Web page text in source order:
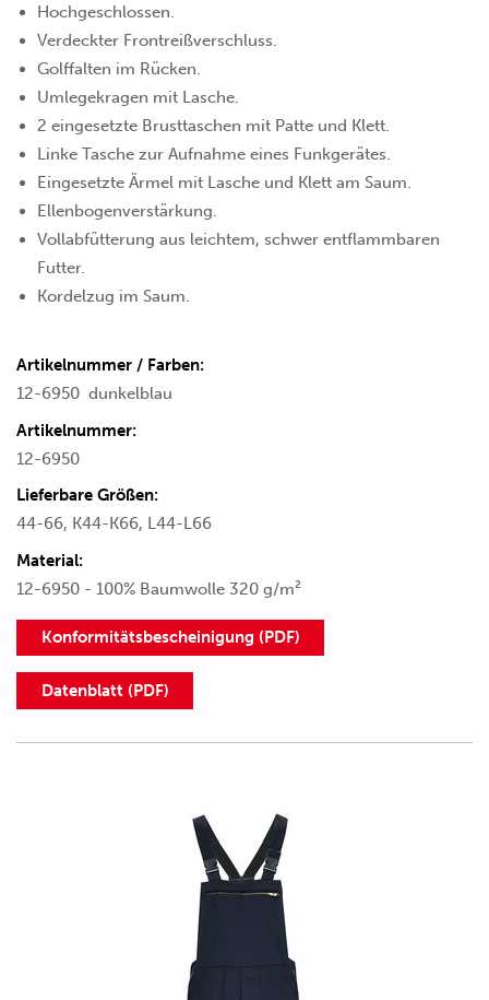
Hochgeschlossen.
Verdeckter Frontreißverschluss.
Golffalten im Rücken.
Umlegekragen mit Lasche.
2 eingesetzte Brusttaschen mit Patte und Klett.
Linke Tasche zur Aufnahme eines Funkgerätes.
Eingesetzte Ärmel mit Lasche und Klett am Saum.
Ellenbogenverstärkung.
Vollabfütterung aus leichtem, schwer entflammbaren
Futter.
Kordelzug im Saum.
Artikelnummer / Farben:
12-6950 dunkelblau
Artikelnummer:
12-6950
Lieferbare Größen:
44-66, K44-K66, L44-L66
Material:
12-6950 - 100% Baumwolle 320 g/m²
Konformitätsbescheinigung (PDF)
Datenblatt (PDF)